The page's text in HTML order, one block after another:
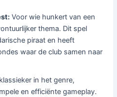
Voor wie hunkert van een
thema. Dit spel
piraat en heeft
waar de club samen naar
in het genre,
en efficiënte gameplay.